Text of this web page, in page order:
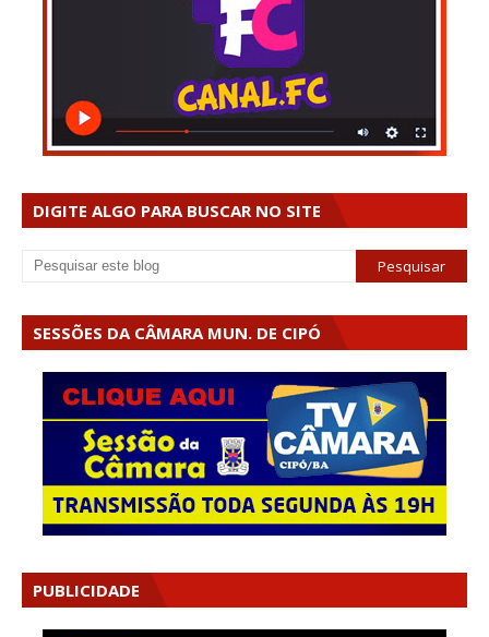
DIGITE ALGO PARA BUSCAR NO SITE
SESSÕES DA CÂMARA MUN. DE CIPÓ
PUBLICIDADE